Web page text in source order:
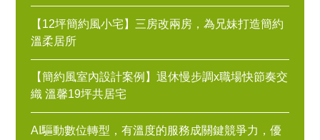
【12坪簡約風小宅】三房改兩房，為兄妹打造簡約
溫柔居所
【簡約風室內設計案例】退休慢步調x職場快節奏交
織 溫馨19坪共居宅
AI驅動數位轉型，有溫度的服務成關鍵競爭力，優